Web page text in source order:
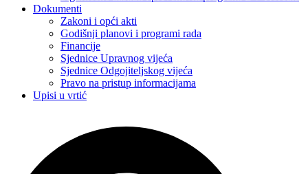
Dokumenti
Zakoni i opći akti
Godišnji planovi i programi rada
Financije
Sjednice Upravnog vijeća
Sjednice Odgojiteljskog vijeća
Pravo na pristup informacijama
Upisi u vrtić